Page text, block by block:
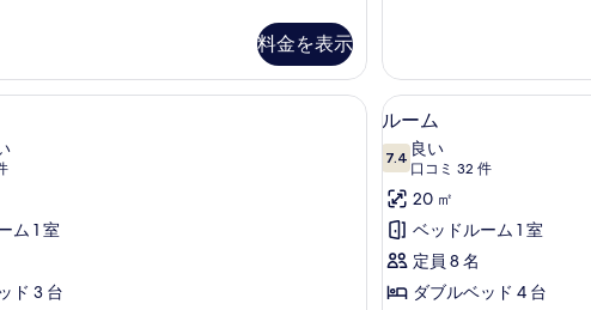
料金を表示
示
す
る
細
、WiFi (無料) 高級寝具、セレクト コンフォート製ベッド、防音設備、WiFi (無料)
ム 1 室
ド 3 台
ル
ー
ム
の
す
べ
て
3
ルーム
7.410 点中 7.4
良い
口コミ 32 件
(口
コ
ミ
32
件)
20 ㎡
ベッドルーム 1 室
定員 8 名
ダブルベッド 4 台